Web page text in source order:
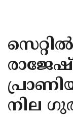
KANNUR
KASARAGOD
നില